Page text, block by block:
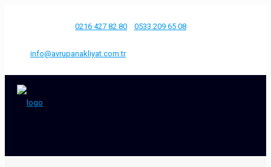
0216 427 82 80 0533 209 65 08
info@avrupanakliyat.com.tr